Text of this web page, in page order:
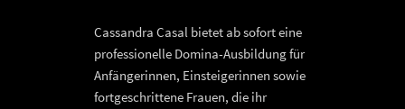
Cassandra Casal bietet ab sofort eine
professionelle Domina-Ausbildung für
Anfängerinnen, Einsteigerinnen sowie
fortgeschrittene Frauen, die ihr